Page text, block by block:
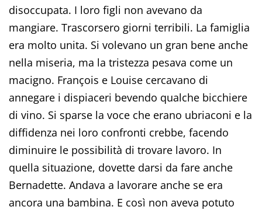
disoccupata. I loro figli non avevano da
mangiare. Trascorsero giorni terribili. La famiglia
era molto unita. Si volevano un gran bene anche
nella miseria, ma la tristezza pesava come un
macigno. François e Louise cercavano di
annegare i dispiaceri bevendo qualche bicchiere
di vino. Si sparse la voce che erano ubriaconi e la
diffidenza nei loro confronti crebbe, facendo
diminuire le possibilità di trovare lavoro. In
quella situazione, dovette darsi da fare anche
Bernadette. Andava a lavorare anche se era
ancora una bambina. E così non aveva potuto